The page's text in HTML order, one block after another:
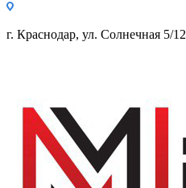
г. Краснодар, ул. Солнечная 5/12